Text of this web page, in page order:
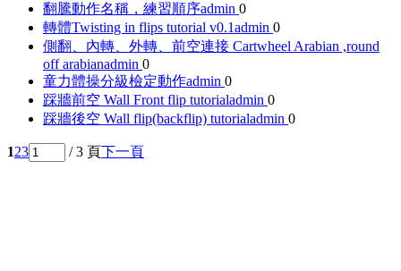
翻騰動作名稱，練習順序admin 0
轉體Twisting in flips tutorial v0.1admin 0
側翻、內轉、外轉、前空連接 Cartwheel Arabian ,round
off arabianadmin 0
童力體操分級檢定動作admin 0
踩牆前空 Wall Front flip tutorialadmin 0
踩牆後空 Wall flip(backflip) tutorialadmin 0
123 / 3 頁下一頁